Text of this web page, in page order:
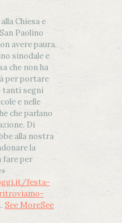
Chiesa e
Paolino
avere paura.
sinodale e
che non ha
per portare
tanti segni
e nelle
che parlano
Di
alla nostra
la
fare per
festa-
See MoreSee